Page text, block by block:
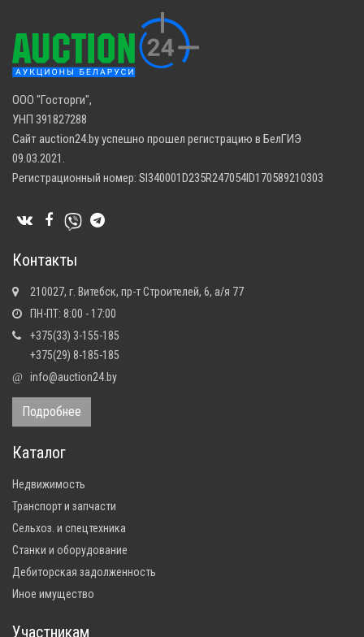
ООО "Госторги",
УНП 391827288
Сайт auction24.by успешно прошел регистрацию в БелГИЭ
09.03.2021.
Регистрационный номер: SI340001D235R247054ID170589210303
Контакты
210027, г. Витебск, пр-т Строителей, 6, а/я 77
ПН-ПТ: 8:00 - 17:00
+375(33) 3-155-185
+375(29) 8-185-185
@ info@auction24.by
Подробнее
Каталог
Недвижимость
Транспорт и запчасти
Сельхоз. и спецтехника
Станки и оборудование
Дебиторская задолженность
Иное имущество
Участникам